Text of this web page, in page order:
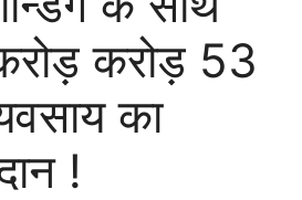
करोड़ 53
का
!